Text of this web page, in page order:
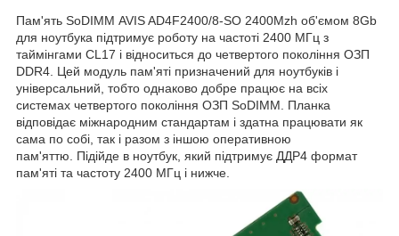
Пам'ять SoDIMM AVIS AD4F2400/8-SO 2400Mzh об'ємом 8Gb
для ноутбука підтримує роботу на частоті 2400 МГц з
таймінгами CL17 і відноситься до четвертого покоління ОЗП
DDR4. Цей модуль пам'яті призначений для ноутбуків і
універсальний, тобто однаково добре працює на всіх
системах четвертого покоління ОЗП SoDIMM. Планка
відповідає міжнародним стандартам і здатна працювати як
сама по собі, так і разом з іншою оперативною
пам'яттю. Підійде в ноутбук, який підтримує ДДР4 формат
пам'яті та частоту 2400 МГц і нижче.